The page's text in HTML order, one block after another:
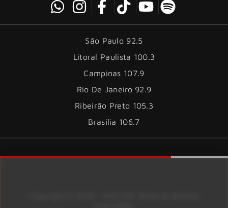
São Paulo 92.5
Litoral Paulista 100.3
Campinas 107.9
Rio De Janeiro 92.9
Ribeirão Preto 105.3
Brasília 106.7